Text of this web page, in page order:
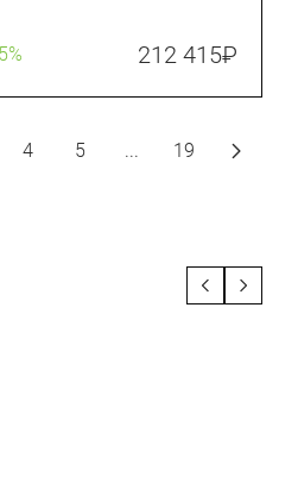
212 415₽
4 5 ... 19